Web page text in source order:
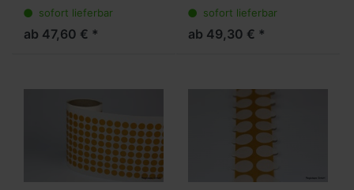
Rolle
sich durch ihre besonders
starke Klebkraft aus und
eignen sich deshalb gut für
sofort lieferbar
ab 47,60 € *
Rolle
durch ihre besonders
starke Klebkraft aus und
eignen sich deshalb gut für
sofort lieferbar
ab 49,30 € *